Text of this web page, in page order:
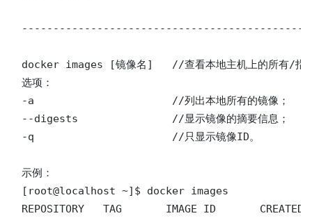
docker images [镜像名] 	//查看本地主机上的所有/指定镜像
选项：
-a 			//列出本地所有的镜像；
--digests 		//显示镜像的摘要信息；
-q 			//只显示镜像ID。
示例：
[root@localhost ~]$ docker images
REPOSITORY   TAG       IMAGE ID